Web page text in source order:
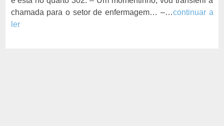
chamada para o setor de enfermagem… –…continuar a
ler